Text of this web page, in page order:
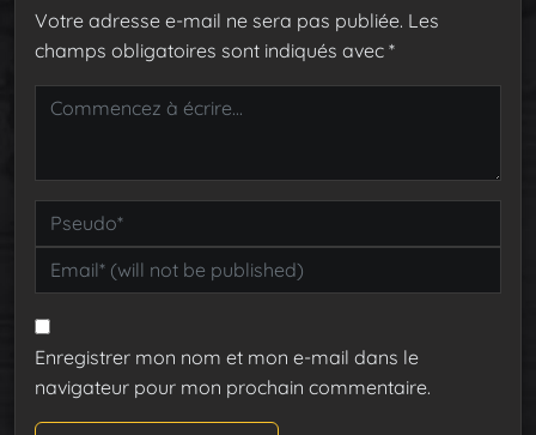
Votre adresse e-mail ne sera pas publiée. Les
champs obligatoires sont indiqués avec *
Enregistrer mon nom et mon e-mail dans le
navigateur pour mon prochain commentaire.